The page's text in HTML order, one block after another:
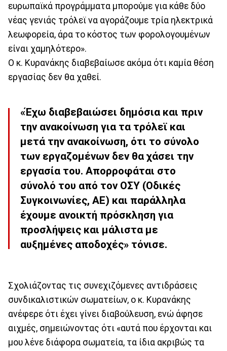
ευρωπαϊκά προγράμματα μπορούμε για κάθε δύο
νέας γενιάς τρόλεϊ να αγοράζουμε τρία ηλεκτρικά
λεωφορεία, άρα το κόστος των φορολογουμένων
είναι χαμηλότερο».
Ο κ. Κυρανάκης διαβεβαίωσε ακόμα ότι καμία θέση
εργασίας δεν θα χαθεί.
«Έχω διαβεβαιώσει δημόσια και πριν
την ανακοίνωση για τα τρόλεϊ και
μετά την ανακοίνωση, ότι το σύνολο
των εργαζομένων δεν θα χάσει την
εργασία του. Απορροφάται στο
σύνολό του από τον ΟΣΥ (Οδικές
Συγκοινωνίες, ΑΕ) και παράλληλα
έχουμε ανοικτή πρόσκληση για
προσλήψεις και μάλιστα με
αυξημένες αποδοχές» τόνισε.
Σχολιάζοντας τις συνεχιζόμενες αντιδράσεις
συνδικαλιστικών σωματείων, ο κ. Κυρανάκης
ανέφερε ότι έχει γίνει διαβούλευση, ενώ άφησε
αιχμές, σημειώνοντας ότι «αυτά που έρχονται και
μου λένε διάφορα σωματεία, τα ίδια ακριβώς τα